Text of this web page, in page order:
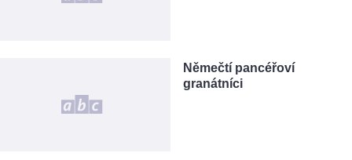
Němečtí pancéřoví
granátníci